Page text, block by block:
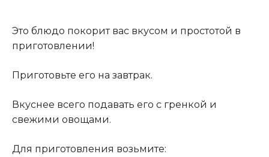
Это блюдо покорит вас вкусом и простотой в
приготовлении!
Приготовьте его на завтрак.
Вкуснее всего подавать его с гренкой и
свежими овощами.
Для приготовления возьмите: